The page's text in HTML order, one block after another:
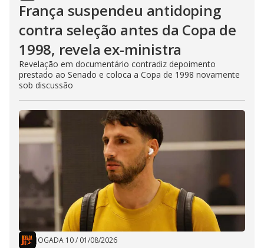
França suspendeu antidoping
contra seleção antes da Copa de
1998, revela ex-ministra
Revelação em documentário contradiz depoimento
prestado ao Senado e coloca a Copa de 1998 novamente
sob discussão
JOGADA 10/ 01/08/2026